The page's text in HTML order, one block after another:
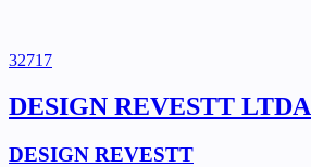
32717
DESIGN REVESTT LTDA
DESIGN REVESTT